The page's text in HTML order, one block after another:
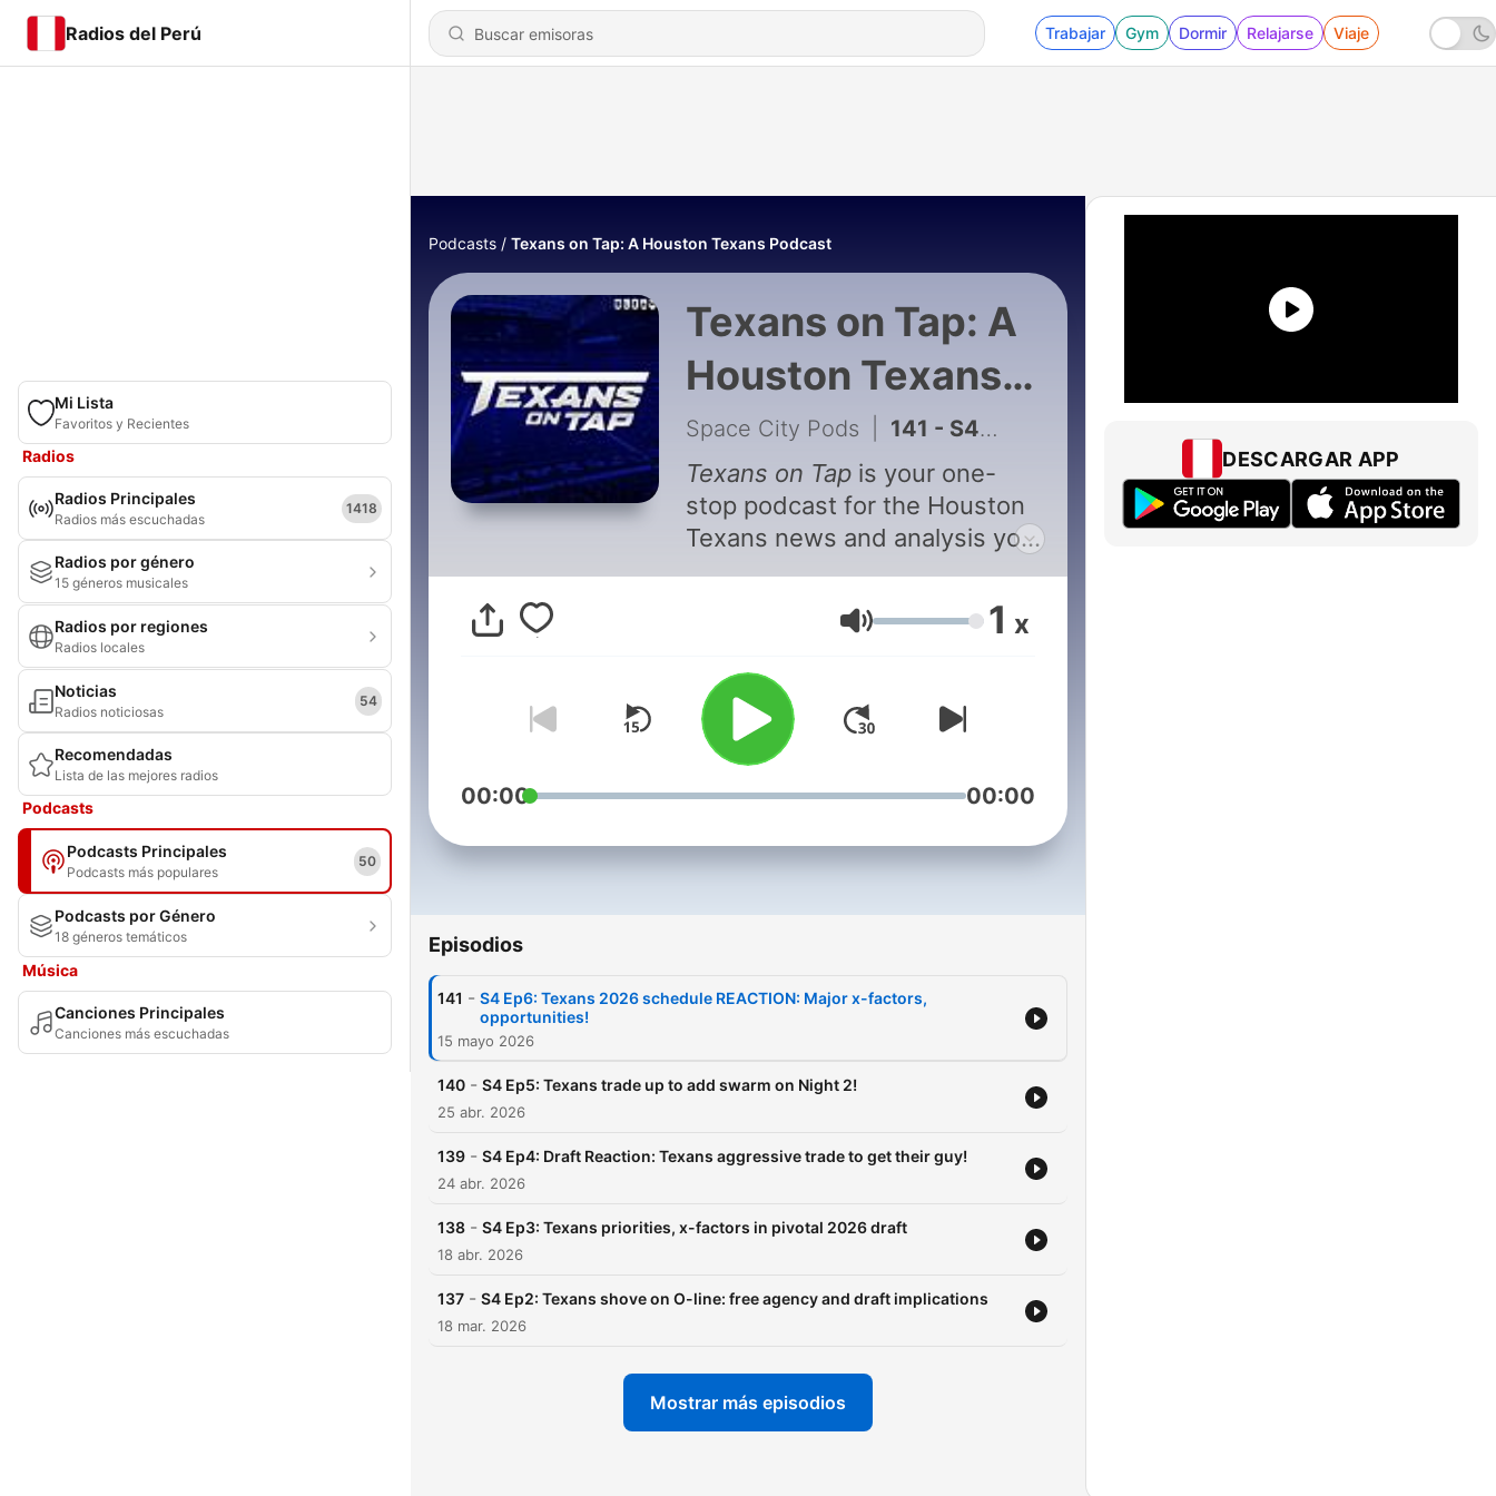
Radios del Perú Trabajar Gym Dormir Relajarse Viaje
Mi Lista
Favoritos y Recientes
Radios
Radios Principales
Radios más escuchadas
1418
Radios por género
15 géneros musicales
Radios por regiones
Radios locales
Noticias
Radios noticiosas
54
Recomendadas
Lista de las mejores radios
Podcasts
Podcasts Principales
Podcasts más populares
50
Podcasts por Género
18 géneros temáticos
Música
Canciones Principales
Canciones más escuchadas
Podcasts Texans on Tap: A Houston Texans Podcast
Texans on Tap: A
Houston Texans
Podcast
Space City Pods 141 - S4 Ep6: Texans 2026 schedule REACTION: Major x-factors, opportunities!
Texans on Tapis your one-
stop podcast for the Houston
Texans news and analysis you
care about. Hosted by
Brandon Strange, Charlie
Pallilo, and Josh Jordan, new
episodes drop weekly during
the offseason. Let’s go Texans!
Volumen 1 x
00:00 00:00
Episodios
141 - S4 Ep6: Texans 2026 schedule REACTION: Major x-factors,
opportunities!
15 mayo 2026
140 - S4 Ep5: Texans trade up to add swarm on Night 2!
25 abr. 2026
139 - S4 Ep4: Draft Reaction: Texans aggressive trade to get their guy!
24 abr. 2026
138 - S4 Ep3: Texans priorities, x-factors in pivotal 2026 draft
18 abr. 2026
137 - S4 Ep2: Texans shove on O-line: free agency and draft implications
18 mar. 2026
Mostrar más episodios
DESCARGAR APP